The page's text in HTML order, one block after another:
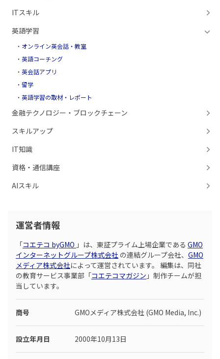
ITスキル
英語学習
オンライン英会話・教室
英語コーチング
英会話アプリ
留学
英語学習の取材・レポート
金融テクノロジー・ブロックチェーン
スキルアップ
IT知識
資格・通信講座
AIスキル
運営者情報
「コエテコ byGMO 」は、東証プライム上場企業である GMO
インターネットグループ株式会社 の連結グループ会社、 GMO
メディア株式会社によって運営されています。 編集は、同社
の教育サービス事業部「コエテコマガジン 」制作チームが担
当しています。
商号 GMOメディア株式会社 (GMO Media, Inc.)
設立年月日 2000年10月13日